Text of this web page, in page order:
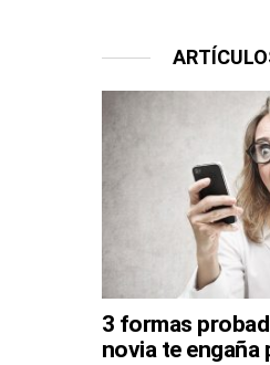
3 formas
novia te engaña